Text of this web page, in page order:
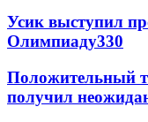
Усик выступил
Олимпиаду330
Положительный
получил